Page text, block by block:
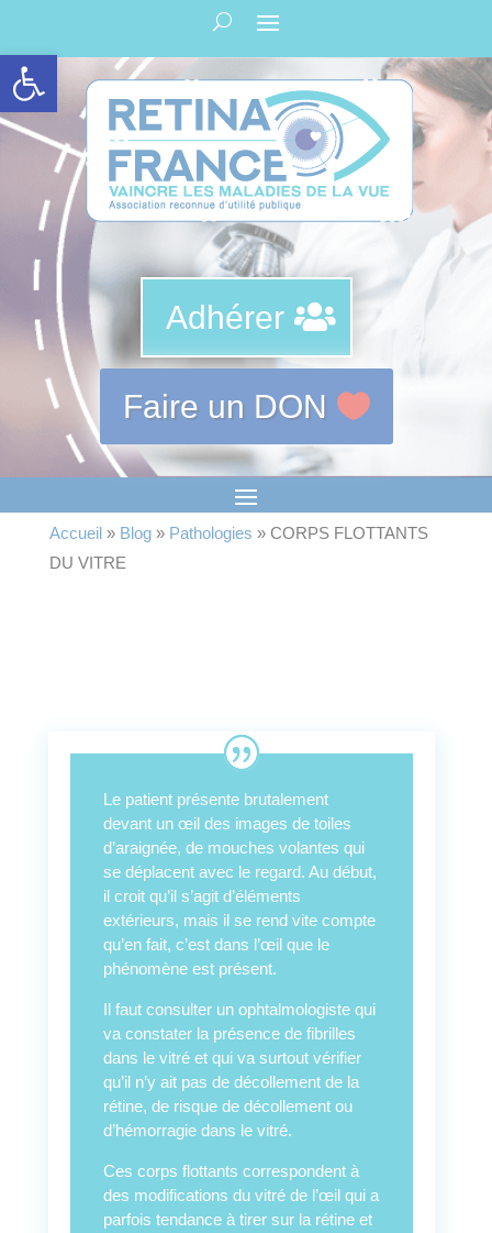
Panneau de gestion des cookies
Ouvrir la barre d’outils
Adhérer
Faire un DON
Accueil» Blog» Pathologies » CORPS FLOTTANTS
DU VITRE
Le patient présente brutalement
devant un œil des images de toiles
d’araignée, de mouches volantes qui
se déplacent avec le regard. Au début,
il croit qu’il s’agit d’éléments
extérieurs, mais il se rend vite compte
qu’en fait, c’est dans l’œil que le
phénomène est présent.
Il faut consulter un ophtalmologiste qui
va constater la présence de fibrilles
dans le vitré et qui va surtout vérifier
qu’il n’y ait pas de décollement de la
rétine, de risque de décollement ou
d’hémorragie dans le vitré.
Ces corps flottants correspondent à
des modifications du vitré de l’œil qui a
parfois tendance à tirer sur la rétine et